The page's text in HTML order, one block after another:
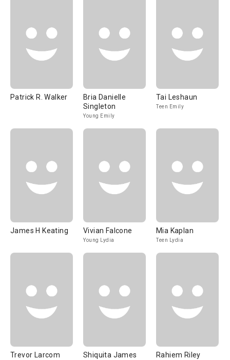
Patrick R. Walker
Bria Danielle
Singleton
Young Emily
Tai Leshaun
Teen Emily
James H Keating Vivian Falcone
Young Lydia
Mia Kaplan
Teen Lydia
Trevor Larcom Shiquita James Rahiem Riley